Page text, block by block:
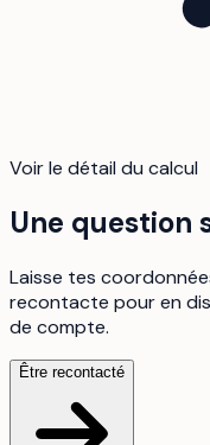
Voir le détail du calcul
Une question
Laisse tes
recontacte pour en
de compte.
Être recontacté